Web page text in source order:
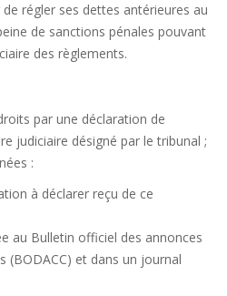
régler ses dettes antérieures au
de sanctions pénales pouvant
des règlements.
par une déclaration de
judiciaire désigné par le tribunal ;
:
à déclarer reçu de ce
au Bulletin officiel des annonces
(BODACC) et dans un journal